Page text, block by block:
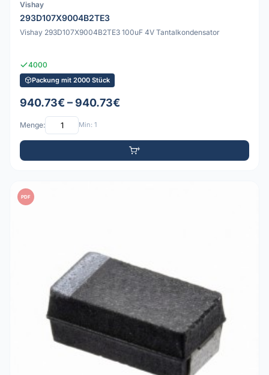
Vishay
293D107X9004B2TE3
Vishay 293D107X9004B2TE3 100uF 4V Tantalkondensator
4000
Packung mit 2000 Stück
940.73€ – 940.73€
Menge: Min: 1
PDF